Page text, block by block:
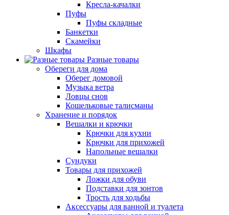
Кресла-качалки
Пуфы
Пуфы складные
Банкетки
Скамейки
Шкафы
Разные товары
Обереги для дома
Оберег домовой
Музыка ветра
Ловцы снов
Кошельковые талисманы
Хранение и порядок
Вешалки и крючки
Крючки для кухни
Крючки для прихожей
Напольные вешалки
Сундуки
Товары для прихожей
Ложки для обуви
Подставки для зонтов
Трость для ходьбы
Аксессуары для ванной и туалета